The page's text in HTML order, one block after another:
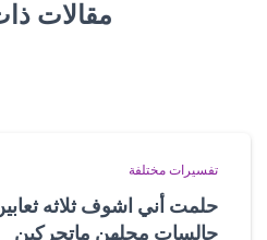
مقالات
تفسيرات مختلفة
حلمت أني اشوف ثلاثه
جالسات محلهن ماتحركين